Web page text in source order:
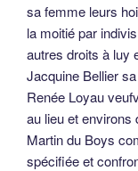
sa femme leurs
la moitié par
autres droits à luy
Jacquine Bellier
Renée Loyau
au lieu et environs
Martin du Boys
spécifiée et